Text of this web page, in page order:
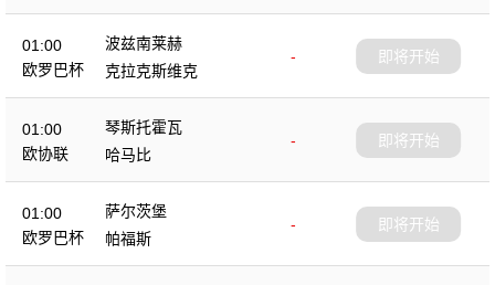
01:00
欧罗巴杯
波兹南莱赫
-
克拉克斯维克
即将开始
01:00
欧协联
琴斯托霍瓦
-
哈马比
即将开始
01:00
欧罗巴杯
萨尔茨堡
-
帕福斯
即将开始